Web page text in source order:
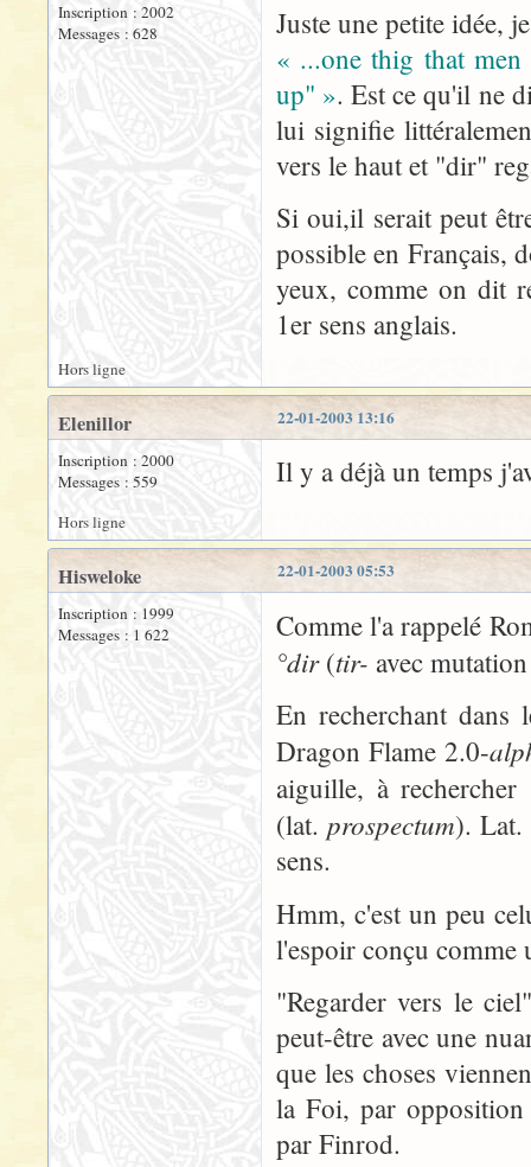
Inscription : 2002
Messages : 628
Juste une petite idée,
« ...one thig that
up" ». Est ce qu'il ne
lui signifie
vers le haut et "dir"
Si oui,il serait peut
possible en Français,
yeux, comme on dit
1er sens anglais.
Hors ligne
22-01-2003 13:16
Elenillor
Inscription : 2000
Messages : 559
Il y a déjà un temps
Hors ligne
22-01-2003 05:53
Hisweloke
Inscription : 1999
Messages : 1 622
Comme l'a rappelé
°dir(tir- avec
En recherchant dans
Dragon Flame 2.0-
aiguille, à
(lat. prospectum). Lat.
sens.
Hmm, c'est un peu
l'espoir conçu comme
"Regarder vers le
peut-être avec une
que les choses
la Foi, par opposition
par Finrod.